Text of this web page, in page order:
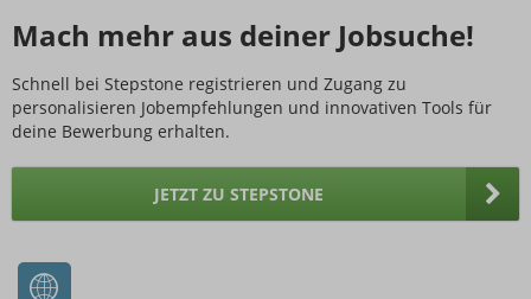
Mach mehr aus deiner Jobsuche!
Schnell bei Stepstone registrieren und Zugang zu
personalisieren Jobempfehlungen und innovativen Tools für
deine Bewerbung erhalten.
JETZT ZU STEPSTONE